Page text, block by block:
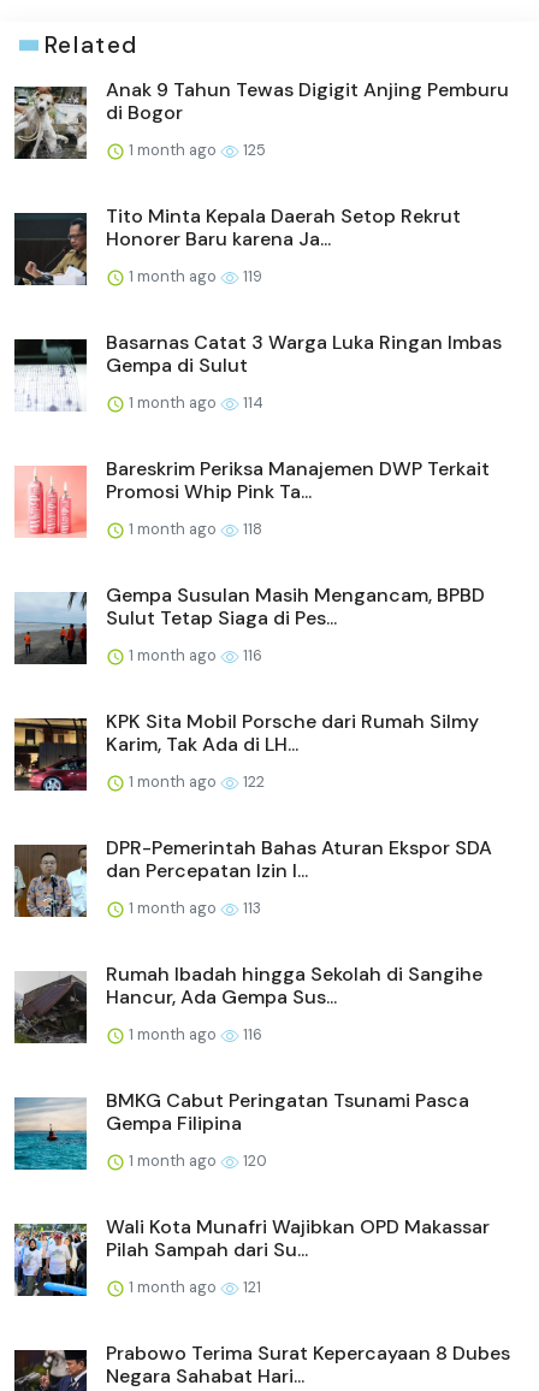
Related
Anak 9 Tahun Tewas Digigit Anjing Pemburu
di Bogor
1 month ago 125
Tito Minta Kepala Daerah Setop Rekrut
Honorer Baru karena Ja...
1 month ago 119
Basarnas Catat 3 Warga Luka Ringan Imbas
Gempa di Sulut
1 month ago 114
Bareskrim Periksa Manajemen DWP Terkait
Promosi Whip Pink Ta...
1 month ago 118
Gempa Susulan Masih Mengancam, BPBD
Sulut Tetap Siaga di Pes...
1 month ago 116
KPK Sita Mobil Porsche dari Rumah Silmy
Karim, Tak Ada di LH...
1 month ago 122
DPR-Pemerintah Bahas Aturan Ekspor SDA
dan Percepatan Izin I...
1 month ago 113
Rumah Ibadah hingga Sekolah di Sangihe
Hancur, Ada Gempa Sus...
1 month ago 116
BMKG Cabut Peringatan Tsunami Pasca
Gempa Filipina
1 month ago 120
Wali Kota Munafri Wajibkan OPD Makassar
Pilah Sampah dari Su...
1 month ago 121
Prabowo Terima Surat Kepercayaan 8 Dubes
Negara Sahabat Hari...